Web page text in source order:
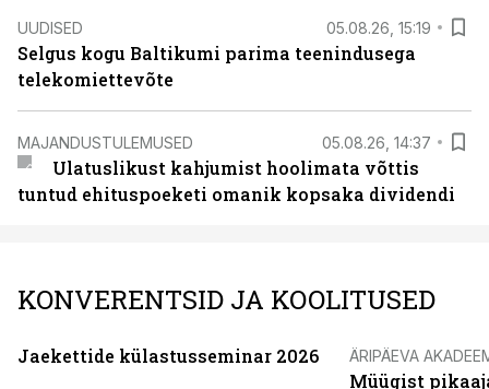
UUDISED 05.08.26, 15:19
Selgus kogu Baltikumi parima teenindusega
telekomiettevõte
MAJANDUSTULEMUSED 05.08.26, 14:37
Ulatuslikust kahjumist hoolimata võttis
tuntud ehituspoeketi omanik kopsaka dividendi
KONVERENTSID JA KOOLITUSED
Jaekettide külastusseminar 2026 ÄRIPÄEVA
Müügist